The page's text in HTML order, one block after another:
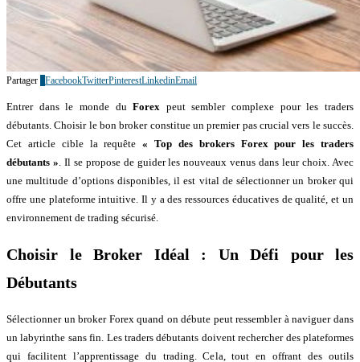
Partager FacebookTwitterPinterestLinkedinEmail
Entrer dans le monde duForex peut sembler complexe pour les traders
débutants. Choisir le bon broker constitue un premier pas crucial vers le succès.
Cet article cible la requête« Top des brokers Forex pour les traders
débutants ». Il se propose de guider les nouveaux venus dans leur choix. Avec
une multitude d’options disponibles, il est vital de sélectionner un broker qui
offre une plateforme intuitive. Il y a des ressources éducatives de qualité, et un
environnement de trading sécurisé.
Choisir le Broker Idéal : Un Défi pour les
Débutants
Sélectionner un broker Forex quand on débute peut ressembler à naviguer dans
un labyrinthe sans fin. Les traders débutants doivent rechercher des plateformes
qui facilitent l’apprentissage du trading. Cela, tout en offrant des outils